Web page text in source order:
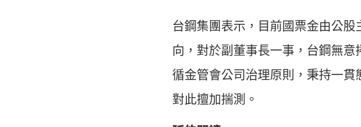
台鋼集團表示，目前國票金由公
向，對於副董事長一事，台鋼無
循金管會公司治理原則，秉持一
對此擅加揣測。